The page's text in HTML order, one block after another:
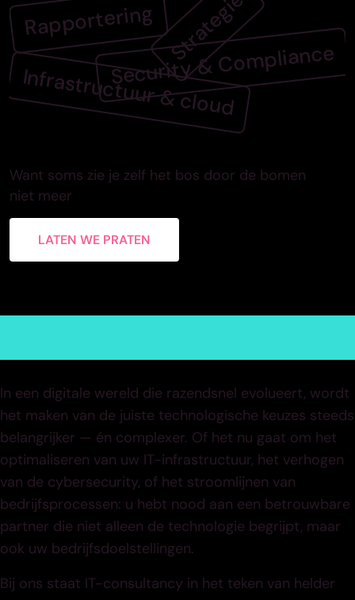
Security & Compliance
Infrastructuur & cloud
Rapportering Strategie
Want soms zie je zelf het bos door de bomen
niet meer
LATEN WE PRATEN
In een digitale wereld die razendsnel evolueert, wordt
het maken van de juiste technologische keuzes steeds
belangrijker — én complexer. Of het nu gaat om het
optimaliseren van uw IT-infrastructuur, het verhogen
van de cybersecurity, of het stroomlijnen van
bedrijfsprocessen: u hebt nood aan een betrouwbare
partner die niet alleen de technologie begrijpt, maar
ook uw bedrijfsdoelstellingen.
Bij ons staat IT-consultancy in het teken van helder